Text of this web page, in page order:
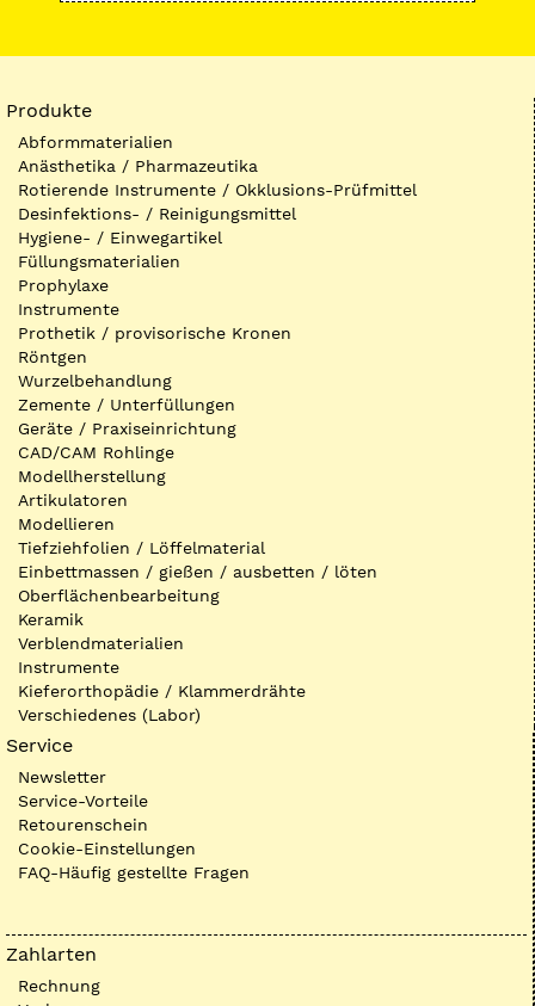
Produkte
Abformmaterialien
Anästhetika / Pharmazeutika
Rotierende Instrumente / Okklusions-Prüfmittel
Desinfektions- / Reinigungsmittel
Hygiene- / Einwegartikel
Füllungsmaterialien
Prophylaxe
Instrumente
Prothetik / provisorische Kronen
Röntgen
Wurzelbehandlung
Zemente / Unterfüllungen
Geräte / Praxiseinrichtung
CAD/CAM Rohlinge
Modellherstellung
Artikulatoren
Modellieren
Tiefziehfolien / Löffelmaterial
Einbettmassen / gießen / ausbetten / löten
Oberflächenbearbeitung
Keramik
Verblendmaterialien
Instrumente
Kieferorthopädie / Klammerdrähte
Verschiedenes (Labor)
Service
Newsletter
Service-Vorteile
Retourenschein
Cookie-Einstellungen
FAQ-Häufig gestellte Fragen
Zahlarten
Rechnung